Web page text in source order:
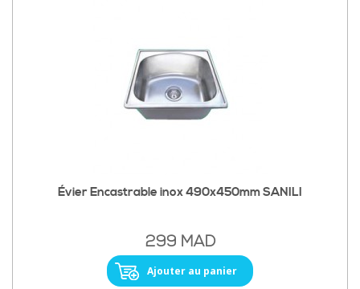
Évier Encastrable inox 490x450mm SANILI
299 MAD
Ajouter au panier